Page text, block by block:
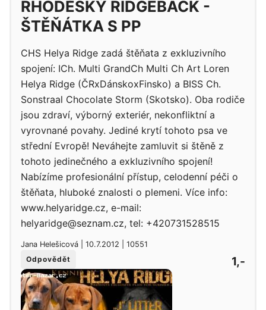
RHODÉSKÝ RIDGEBACK -
ŠTĚŇÁTKA S PP
CHS Helya Ridge zadá štěňata z exkluzivního
spojení: ICh. Multi GrandCh Multi Ch Art Loren
Helya Ridge (ČRxDánskoxFinsko) a BISS Ch.
Sonstraal Chocolate Storm (Skotsko). Oba rodiče
jsou zdraví, výborný exteriér, nekonfliktní a
vyrovnané povahy. Jediné krytí tohoto psa ve
střední Evropě! Neváhejte zamluvit si štěně z
tohoto jedinečného a exkluzivního spojení!
Nabízíme profesionální přístup, celodenní péči o
štěňata, hluboké znalosti o plemeni. Více info:
www.helyaridge.cz, e-mail:
helyaridge@seznam.cz, tel: +420731528515
Jana Helešicová | 10.7.2012 | 10551
Odpovědět
1,-